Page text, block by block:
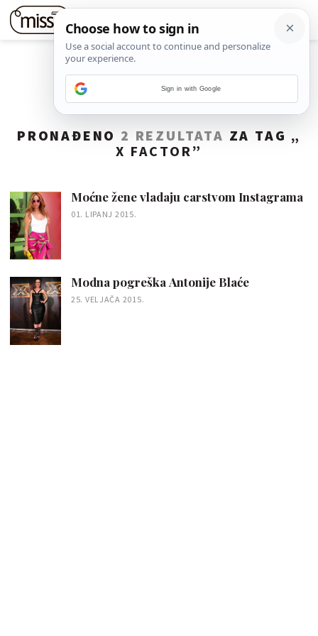
PRONAĐENO 2 REZULTATA ZA TAG „
X FACTOR”
Moćne žene vladaju carstvom Instagrama
01. LIPANJ 2015.
Modna pogreška Antonije Blaće
25. VELJAČA 2015.
Sign in with Google